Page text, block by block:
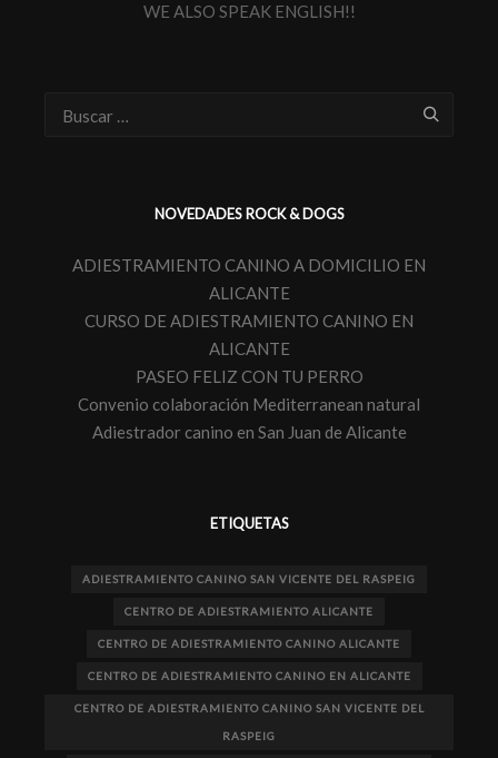
WE ALSO SPEAK ENGLISH!!
NOVEDADES ROCK & DOGS
ADIESTRAMIENTO CANINO A DOMICILIO EN
ALICANTE
CURSO DE ADIESTRAMIENTO CANINO EN
ALICANTE
PASEO FELIZ CON TU PERRO
Convenio colaboración Mediterranean natural
Adiestrador canino en San Juan de Alicante
ETIQUETAS
ADIESTRAMIENTO CANINO SAN VICENTE DEL RASPEIG
CENTRO DE ADIESTRAMIENTO ALICANTE
CENTRO DE ADIESTRAMIENTO CANINO ALICANTE
CENTRO DE ADIESTRAMIENTO CANINO EN ALICANTE
CENTRO DE ADIESTRAMIENTO CANINO SAN VICENTE DEL
RASPEIG